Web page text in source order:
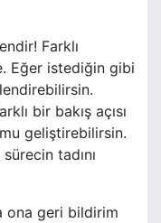
Farklı
Eğer istediğin gibi
bir bakış açısı
geliştirebilirsin.
tadını
ona geri bildirim